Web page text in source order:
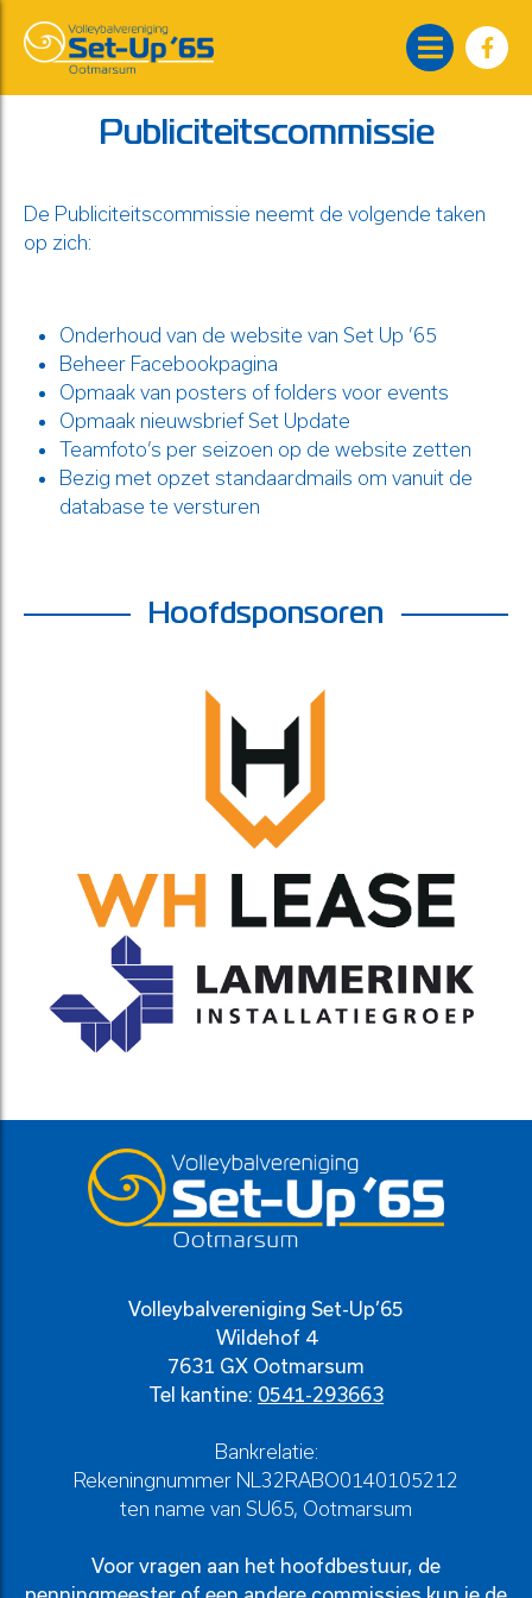
Publiciteitscommissie
De Publiciteitscommissie neemt de volgende taken
op zich:
Onderhoud van de website van Set Up ’65
Beheer Facebookpagina
Opmaak van posters of folders voor events
Opmaak nieuwsbrief Set Update
Teamfoto’s per seizoen op de website zetten
Bezig met opzet standaardmails om vanuit de
database te versturen
Hoofdsponsoren
Volleybalvereniging Set-Up’65
Wildehof 4
7631 GX Ootmarsum
Tel kantine: 0541-293663
Bankrelatie:
Rekeningnummer NL32RABO0140105212
ten name van SU65, Ootmarsum
Voor vragen aan het hoofdbestuur, de